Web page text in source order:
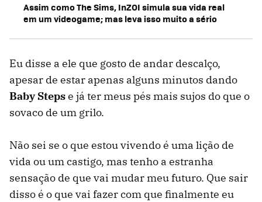
Assim como The Sims, InZOI simula sua vida real
em um videogame; mas leva isso muito a sério
Eu disse a ele que gosto de andar descalço,
apesar de estar apenas alguns minutos dando
Baby Stepse já ter meus pés mais sujos do que o
sovaco de um grilo.
Não sei se o que estou vivendo é uma lição de
vida ou um castigo, mas tenho a estranha
sensação de que vai mudar meu futuro. Que sair
disso é o que vai fazer com que finalmente eu